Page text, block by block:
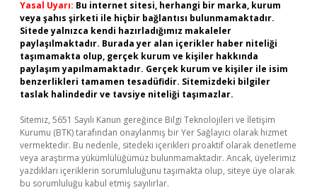
Yasal Uyarı: Bu internet sitesi, herhangi bir marka, kurum
veya şahıs şirketi ile hiçbir bağlantısı bulunmamaktadır.
Sitede yalnızca kendi hazırladığımız makaleler
paylaşılmaktadır. Burada yer alan içerikler haber niteliği
taşımamakta olup, gerçek kurum ve kişiler hakkında
paylaşım yapılmamaktadır. Gerçek kurum ve kişiler ile isim
benzerlikleri tamamen tesadüfidir. Sitemizdeki bilgiler
taslak halindedir ve tavsiye niteliği taşımazlar.
Sitemiz, 5651 Sayılı Kanun gereğince Bilgi Teknolojileri ve İletişim
Kurumu (BTK) tarafından onaylanmış bir Yer Sağlayıcı olarak hizmet
vermektedir. Bu nedenle, sitedeki içerikleri proaktif olarak denetleme
veya araştırma yükümlülüğümüz bulunmamaktadır. Ancak, üyelerimiz
yazdıkları içeriklerin sorumluluğunu taşımakta olup, siteye üye olarak
bu sorumluluğu kabul etmiş sayılırlar.